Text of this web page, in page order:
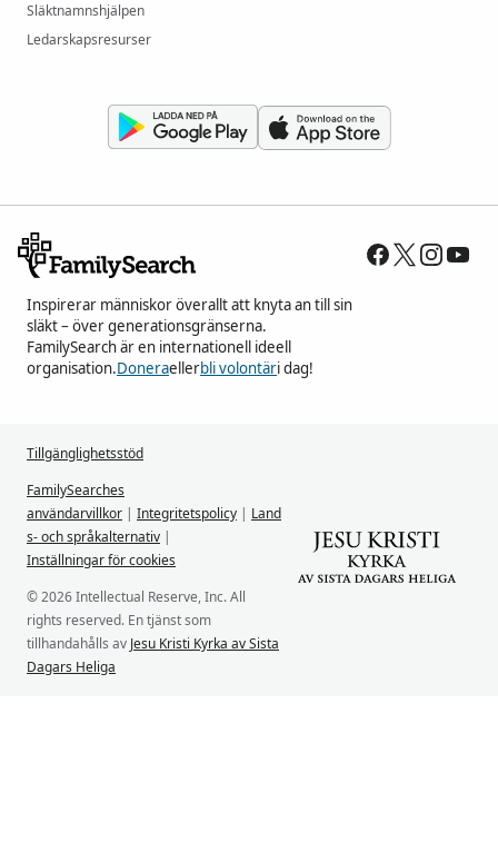
Släktnamnshjälpen
Ledarskapsresurser
Inspirerar människor överallt att knyta an till sin
släkt – över generationsgränserna.
FamilySearch är en internationell ideell
organisation.Doneraellerbli volontäri dag!
Tillgänglighetsstöd
FamilySearches
användarvillkor | Integritetspolicy | Land
s- och språkalternativ |
Inställningar för cookies
© 2026 Intellectual Reserve, Inc. All
rights reserved. En tjänst som
tillhandahålls av Jesu Kristi Kyrka av Sista
Dagars Heliga